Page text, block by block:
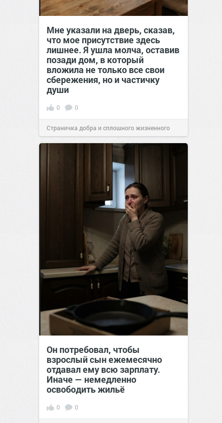
Мне указали на дверь, сказав,
что мое присутствие здесь
лишнее. Я ушла молча, оставив
позади дом, в который
вложила не только все свои
сбережения, но и частичку
души
0 0
Страничка добра и сплошного жизненного
позитива!00:29Сегодня
Он потребовал, чтобы
взрослый сын ежемесячно
отдавал ему всю зарплату.
Иначе — немедленно
освободить жильё
0 0